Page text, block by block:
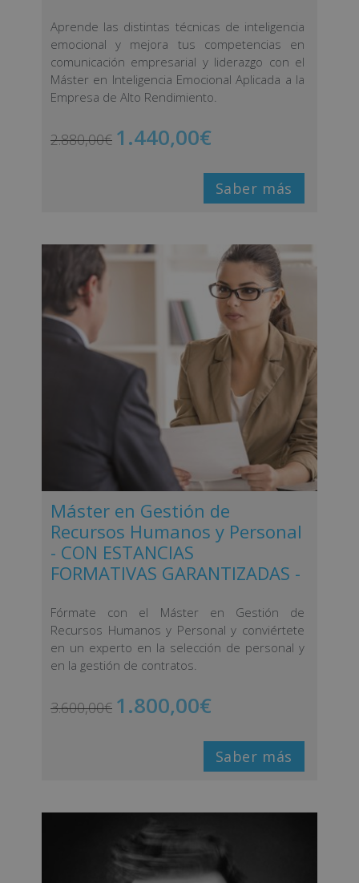
Aprende las distintas técnicas de inteligencia
emocional y mejora tus competencias en
comunicación empresarial y liderazgo con el
Máster en Inteligencia Emocional Aplicada a la
Empresa de Alto Rendimiento.
2.880,00€ 1.440,00€
Saber más
Máster en Gestión de
Recursos Humanos y Personal
- CON ESTANCIAS
FORMATIVAS GARANTIZADAS -
Fórmate con el Máster en Gestión de
Recursos Humanos y Personal y conviértete
en un experto en la selección de personal y
en la gestión de contratos.
3.600,00€ 1.800,00€
Saber más